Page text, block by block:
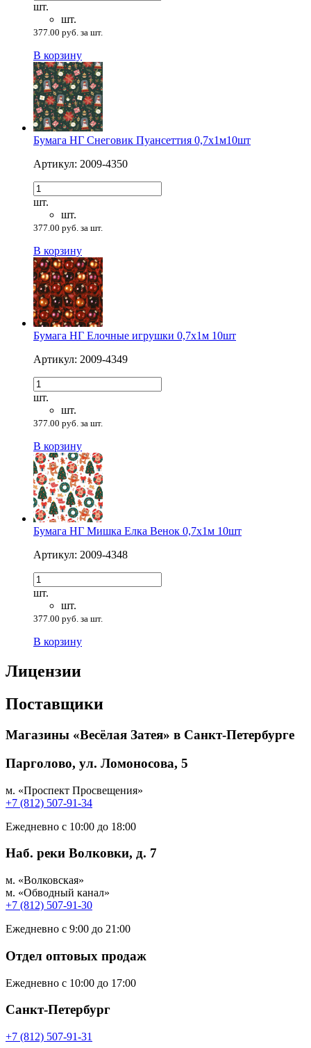
шт.
шт.
377.00 руб. за шт.
В корзину
Бумага НГ Снеговик Пуансеттия 0,7х1м10шт
Артикул: 2009-4350
шт.
шт.
377.00 руб. за шт.
В корзину
Бумага НГ Елочные игрушки 0,7х1м 10шт
Артикул: 2009-4349
шт.
шт.
377.00 руб. за шт.
В корзину
Бумага НГ Мишка Елка Венок 0,7х1м 10шт
Артикул: 2009-4348
шт.
шт.
377.00 руб. за шт.
В корзину
Лицензии
Поставщики
Магазины «Весёлая Затея» в Санкт-Петербурге
Парголово, ул. Ломоносова, 5
м. «Проспект Просвещения»
+7 (812) 507-91-34
Ежедневно с 10:00 до 18:00
Наб. реки Волковки, д. 7
м. «Волковская»
м. «Обводный канал»
+7 (812) 507-91-30
Ежедневно с 9:00 до 21:00
Отдел оптовых продаж
Ежедневно с 10:00 до 17:00
Санкт-Петербург
+7 (812) 507-91-31